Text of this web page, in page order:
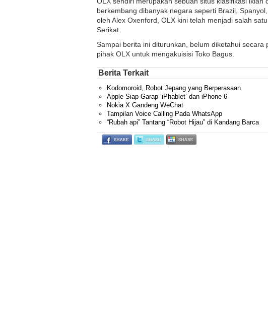
berkembang dibanyak negara seperti Brazil,
oleh Alex Oxenford, OLX kini telah menjadi salah
Serikat.
Sampai berita ini diturunkan, belum diketahui
pihak OLX untuk mengakuisisi Toko Bagus.
Berita Terkait
Kodomoroid, Robot Jepang yang Berperasaan
Apple Siap Garap ‘iPhablet’ dan iPhone 6
Nokia X Gandeng WeChat
Tampilan Voice Calling Pada WhatsApp
“Rubah api” Tantang “Robot Hijau” di Kandang Barca